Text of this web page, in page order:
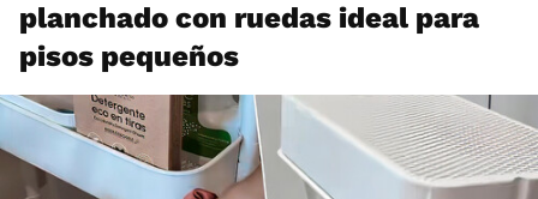
planchado con ruedas ideal para
pisos pequeños